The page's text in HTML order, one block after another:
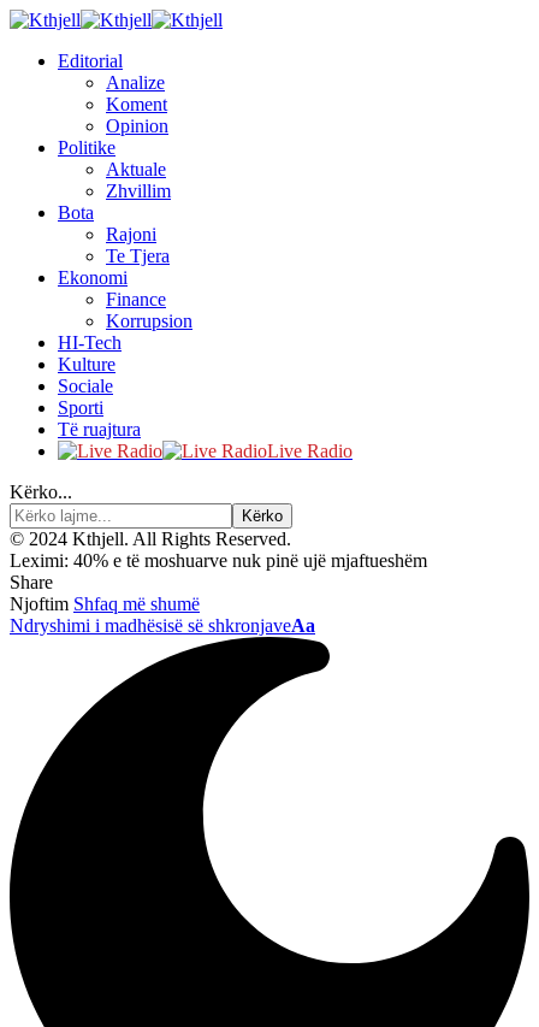
Editorial
Analize
Koment
Opinion
Politike
Aktuale
Zhvillim
Bota
Rajoni
Te Tjera
Ekonomi
Finance
Korrupsion
HI-Tech
Kulture
Sociale
Sporti
Të ruajtura
Live Radio
Kërko...
© 2024 Kthjell. All Rights Reserved.
Leximi: 40% e të moshuarve nuk pinë ujë mjaftueshëm
Share
Njoftim Shfaq më shumë
Ndryshimi i madhësisë së shkronjaveAa